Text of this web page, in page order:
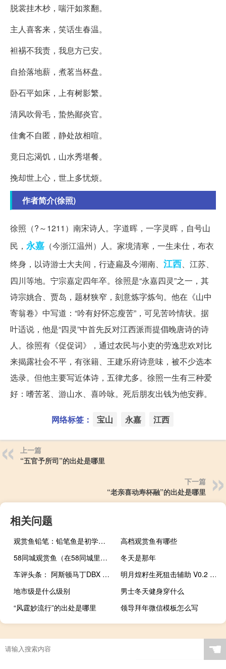
脱裳挂木杪，喘汗如浆翻。
主人喜客来，笑话生春温。
袒裼不我责，我息方已安。
自拾落地薪，煮茗当杯盘。
卧石平如床，上有树影繁。
清风吹骨毛，蛰热鄙炎官。
佳禽不自匿，静处故相喧。
竟日忘渴饥，山水秀堪餐。
挽却世上心，世上多忧烦。
作者简介(徐照)
徐照（?～1211）南宋诗人。字道晖，一字灵晖，自号山
民， 永嘉 （今浙江温州）人。家境清寒，一生未仕，布衣
终身，以诗游士大夫间，行迹扁及今湖南、 江西、江苏、
四川等地。宁宗嘉定四年卒。徐照是“永嘉四灵”之一，其
诗宗姚合、贾岛，题材狭窄，刻意炼字炼句。他在《山中
寄翁卷》中写道：“吟有好怀忘瘦苦”，可见苦吟情状。据
叶适说，他是“四灵”中首先反对江西派而提倡晚唐诗的诗
人。徐照有《促促词》，通过农民与小吏的劳逸悲欢对比
来揭露社会不平，有张籍、王建乐府诗意味，被不少选本
选录。但他主要写近体诗，五律尤多。徐照一生有三种爱
好：嗜苦茗、游山水、喜吟咏。死后朋友出钱为他安葬。
网络标签： 宝山 永嘉 江西
上一篇
“五官予所司”的出处是哪里
下一篇
“老亲喜动寿杯融”的出处是哪里
相关问题
观赏鱼铅笔：铅笔鱼是初学者比较容易饲养的观赏鱼
高档观赏鱼有哪些
58同城观赏鱼（在58同城里在线购买观赏鱼靠谱吗？）
冬天是那年
车评头条： 阿斯顿马丁DBX SUV在2019年古德伍德速度节上首次亮相
明月煌籽生死狙击辅助 V0.2 绿色版（明月煌籽生死狙击辅助 V0.2 绿色版功能简介）
地市级是什么级别
男士冬天健身穿什么
“风霆妙流行”的出处是哪里
领导拜年微信模板怎么写
姑娘嫁人要回娘家过年好吗
ps内存不足无法保存（ps内存不足）
小鱼缸 鱼缸
☚